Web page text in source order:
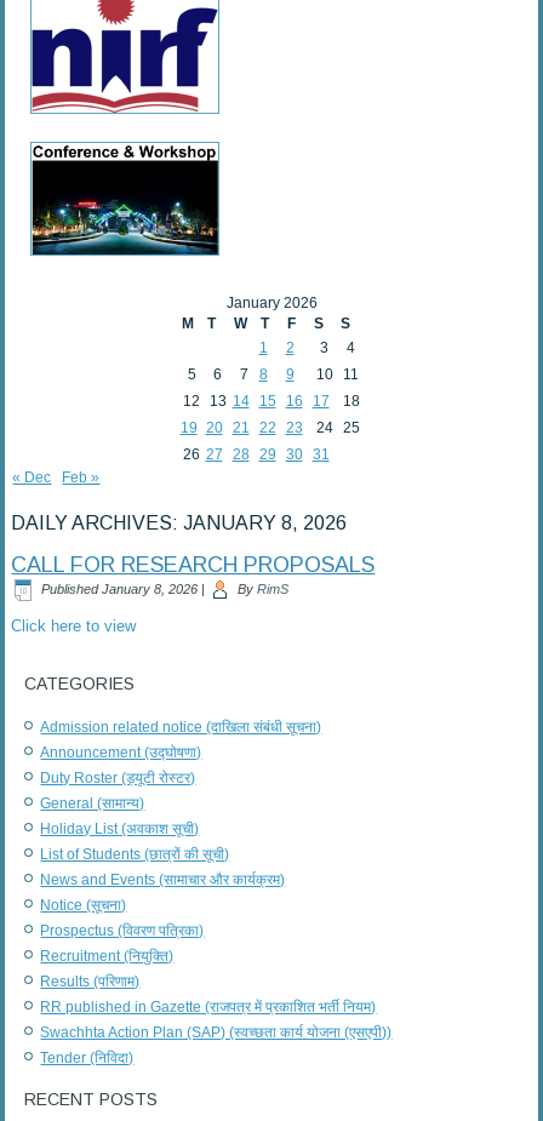
January 2026
M
T W T F S
S
1
2 3
4
5
6 7 8 9 10
11
12
13 14 15 16 17
18
19 20 21 22 23 24
25
26 27 28 29 30
31
« Dec
Feb »
DAILY ARCHIVES:JANUARY 8, 2026
CALL FOR RESEARCH PROPOSALS
Published January 8, 2026 | By RimS
Click here to view
CATEGORIES
Admission related notice (दाखिला संबंधी सूचना)
Announcement (उद्घोषणा)
Duty Roster (ड्यूटी रोस्टर)
General (सामान्य)
Holiday List (अवकाश सूची)
List of Students (छात्रों की सूची)
News and Events (सामाचार और कार्यक्रम)
Notice (सूचना)
Prospectus (विवरण पत्रिका)
Recruitment (नियुक्ति)
Results (परिणाम)
RR published in Gazette (राजपत्र में प्रकाशित भर्ती नियम)
Swachhta Action Plan (SAP) (स्वच्छता कार्य योजना (एसएपी))
Tender (निविदा)
RECENT POSTS